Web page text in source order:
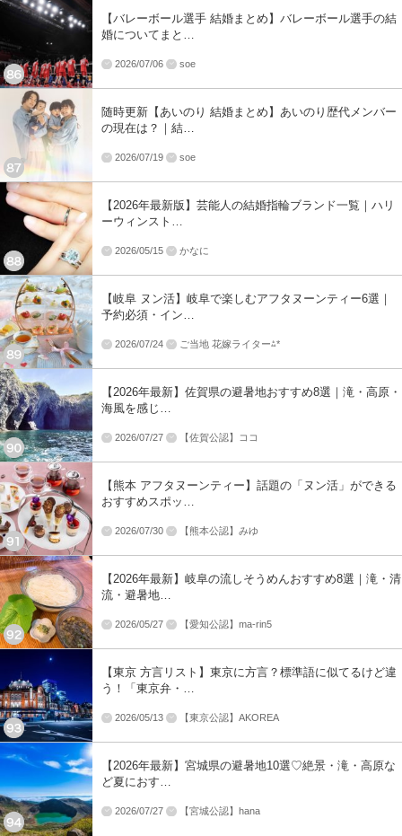
【バレーボール選手 結婚まとめ】バレーボール選手の結
婚についてまと…
2026/07/06 soe
随時更新【あいのり 結婚まとめ】あいのり歴代メンバー
の現在は？｜結…
2026/07/19 soe
【2026年最新版】芸能人の結婚指輪ブランド一覧｜ハリ
ーウィンスト…
2026/05/15 かなに
【岐阜 ヌン活】岐阜で楽しむアフタヌーンティー6選｜
予約必須・イン…
2026/07/24 ご当地 花嫁ライター⁂*
【2026年最新】佐賀県の避暑地おすすめ8選｜滝・高原・
海風を感じ…
2026/07/27 【佐賀公認】ココ
【熊本 アフタヌーンティー】話題の「ヌン活」ができる
おすすめスポッ…
2026/07/30 【熊本公認】みゆ
【2026年最新】岐阜の流しそうめんおすすめ8選｜滝・清
流・避暑地…
2026/05/27 【愛知公認】ma-rin5
【東京 方言リスト】東京に方言？標準語に似てるけど違
う！「東京弁・…
2026/05/13 【東京公認】AKOREA
【2026年最新】宮城県の避暑地10選♡絶景・滝・高原な
ど夏におす…
2026/07/27 【宮城公認】hana